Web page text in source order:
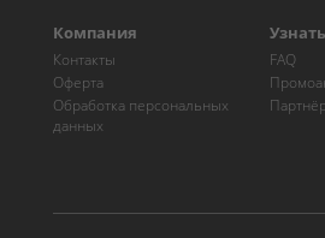
Компания
Контакты
Оферта
Обработка персональных
данных
FAQ